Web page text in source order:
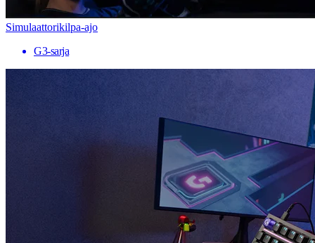
Simulaattorikilpa-ajo
G3-sarja